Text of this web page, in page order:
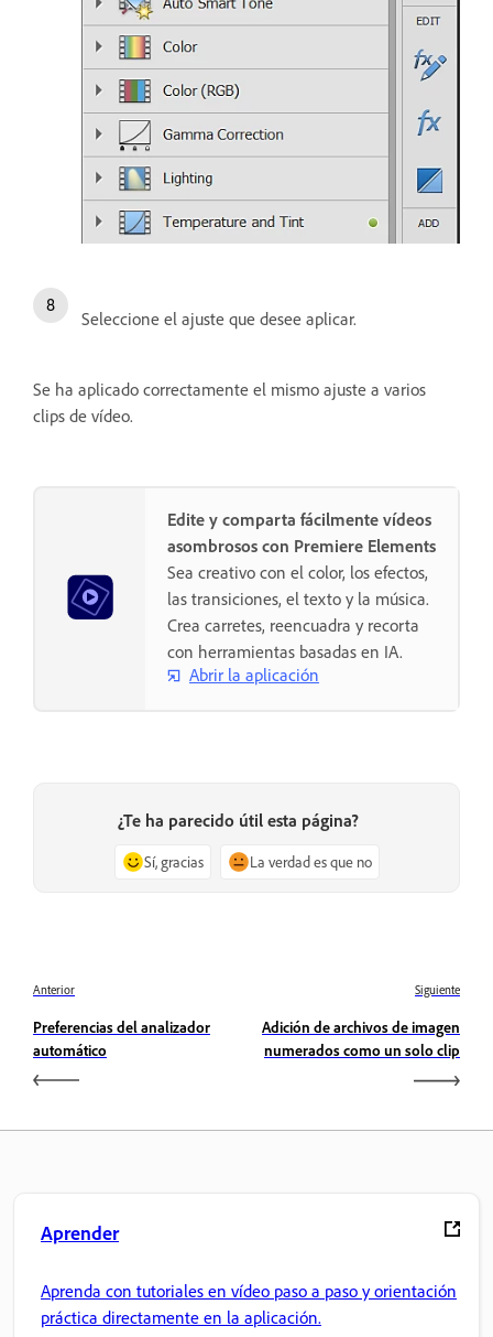
Seleccione el ajuste que desee aplicar.
Se ha aplicado correctamente el mismo ajuste a varios
clips de vídeo.
Edite y comparta fácilmente vídeos
asombrosos con Premiere Elements
Sea creativo con el color, los efectos,
las transiciones, el texto y la música.
Crea carretes, reencuadra y recorta
con herramientas basadas en IA.
Abrir la aplicación
¿Te ha parecido útil esta página?
Sí, gracias La verdad es que no
Anterior
Preferencias del analizador
automático
Siguiente
Adición de archivos de imagen
numerados como un solo clip
Aprender
Aprenda con tutoriales en vídeo paso a paso y orientación
práctica directamente en la aplicación.